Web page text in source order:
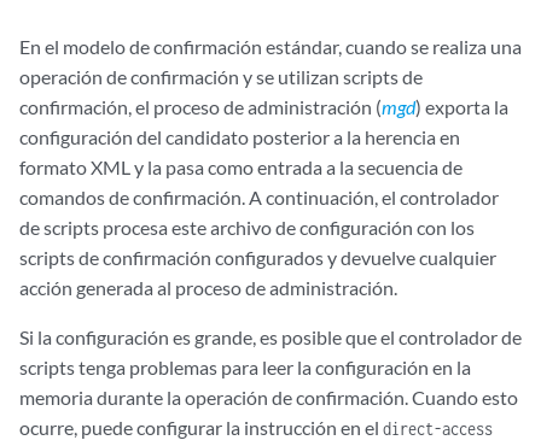
En el modelo de confirmación estándar, cuando se realiza una
operación de confirmación y se utilizan scripts de
confirmación, el proceso de administración (mgd) exporta la
configuración del candidato posterior a la herencia en
formato XML y la pasa como entrada a la secuencia de
comandos de confirmación. A continuación, el controlador
de scripts procesa este archivo de configuración con los
scripts de confirmación configurados y devuelve cualquier
acción generada al proceso de administración.
Si la configuración es grande, es posible que el controlador de
scripts tenga problemas para leer la configuración en la
memoria durante la operación de confirmación. Cuando esto
ocurre, puede configurar la instrucción en el direct-access